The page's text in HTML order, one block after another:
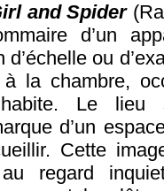
and Spider
d’un
ou
la chambre,
Le lieu
d’un
Cette
au regard